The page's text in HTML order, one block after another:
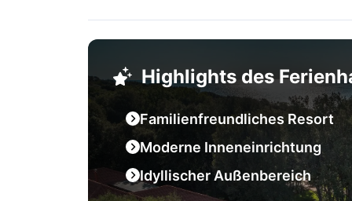
Highlights des
Familienfreundliches Resort
Moderne Inneneinrichtung
Idyllischer Außenbereich